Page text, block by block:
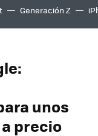
Generación Z
unos
precio